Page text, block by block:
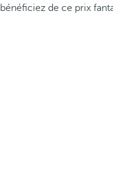
bénéficiez de ce prix